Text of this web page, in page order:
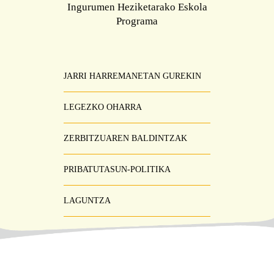
Ingurumen Heziketarako Eskola
Programa
Pie
Menú
JARRI HARREMANETAN GUREKIN
LEGEZKO OHARRA
ZERBITZUAREN BALDINTZAK
PRIBATUTASUN-POLITIKA
LAGUNTZA